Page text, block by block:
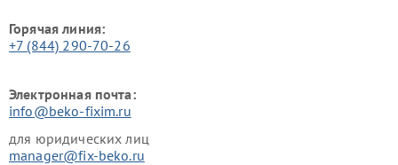
Горячая линия:
+7 (844) 290-70-26
Электронная почта:
info@beko-fixim.ru
для юридических лиц
manager@fix-beko.ru